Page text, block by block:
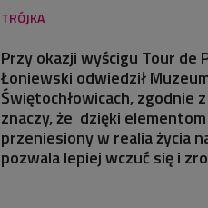
Przy okazji wyścigu Tour
Łoniewski odwiedził
Świętochłowicach, zgodnie
znaczy, że dzięki
przeniesiony w realia życia
pozwala lepiej wczuć się i